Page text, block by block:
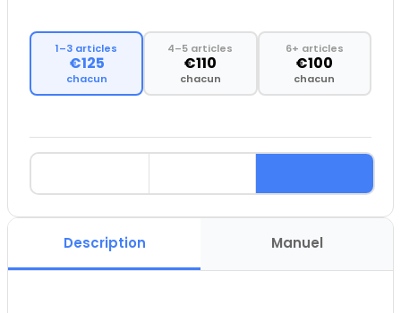
1–3 articles
€125
chacun
4–5 articles
€110
chacun
6+ articles
€100
chacun
Description Manuel